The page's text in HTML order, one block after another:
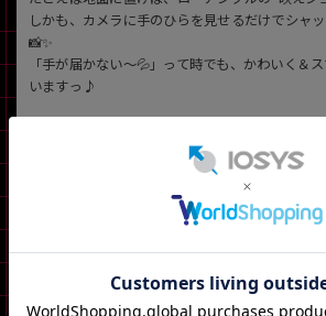
しかも、カメラに手のひらを見せるだけでシャ
📸✨
「手が届かない〜💦」って時でも、かわいく＆
いますっ♪
ハンディー撮影もブレにくくて超安定！
お散歩Vlogやペット、お子さんの自然な様子も
望遠はついてないけど、広角カメラでのスナッ